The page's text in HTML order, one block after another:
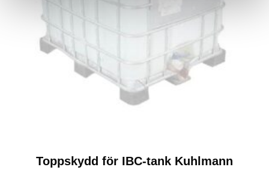
Toppskydd för IBC-tank Kuhlmann